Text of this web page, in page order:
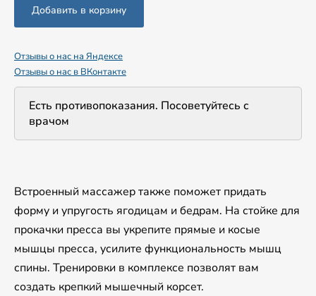
Отзывы о нас на Яндексе
Отзывы о нас в ВКонтакте
Есть противопоказания. Посоветуйтесь с
врачом
Встроенный массажер также поможет придать
форму и упругость ягодицам и бедрам. На стойке для
прокачки пресса вы укрепите прямые и косые
мышцы пресса, усилите функциональность мышц
спины. Тренировки в комплексе позволят вам
создать крепкий мышечный корсет.